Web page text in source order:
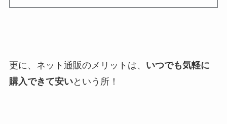
更に、ネット通販のメリットは、 いつでも気軽に
購入できて安いという所！